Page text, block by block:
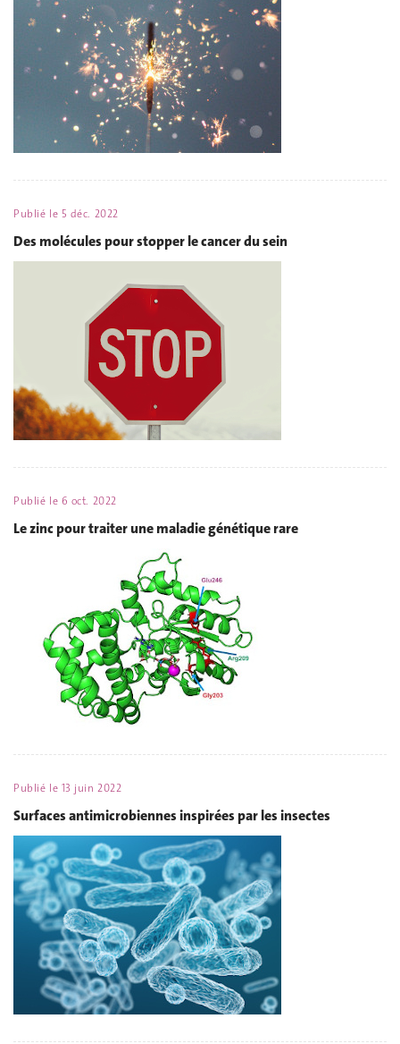
Publié le 5 déc. 2022
Des molécules pour stopper le cancer du sein
Publié le 6 oct. 2022
Le zinc pour traiter une maladie génétique rare
Publié le 13 juin 2022
Surfaces antimicrobiennes inspirées par les insectes